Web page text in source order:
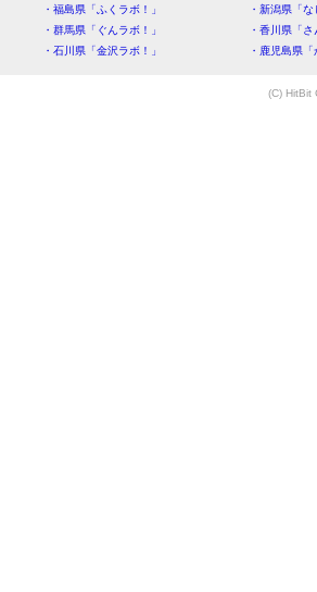
・福島県「ふくラボ！」
・新潟県「
・群馬県「ぐんラボ！」
・香川県「
・石川県「金沢ラボ！」
・鹿児島県
(C) HitBit